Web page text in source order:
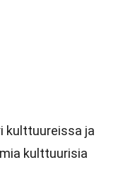
kulttuureissa ja
kulttuurisia